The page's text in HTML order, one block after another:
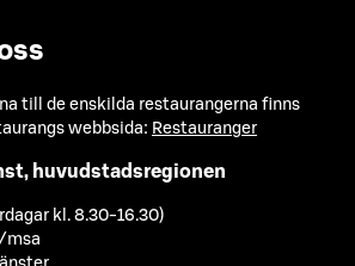
till de enskilda restaurangerna finns
webbsida: Restauranger
huvudstadsregionen
kl. 8.30-16.30)
msa